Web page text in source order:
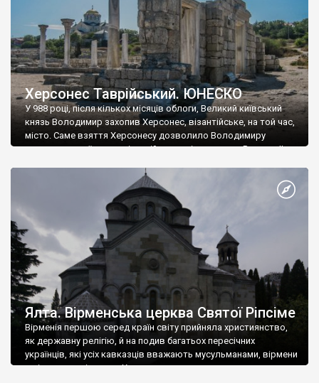
Херсонес Таврійський. ЮНЕСКО
У 988 році, після кількох місяців облоги, Великий київський
князь Володимир захопив Херсонес, візантійське, на той час,
місто. Саме взяття Херсонесу дозволило Володимиру
диктувати свої умови візантійському імператору Василю ІІ, та
Херсонесі Володимир-язичник, став Василем-християнином.
А потім було Хрещення Русі. На честь Херсонесу Таврійського
Ялта. Вірменська церква Святої Ріпсіме
Вірменія першою серед країн світу прийняла християнство,
як державну релігію, й на подив багатьох пересічних
українців, які усіх кавказців вважають мусульманами, вірмени
є відданими вірянами Христа